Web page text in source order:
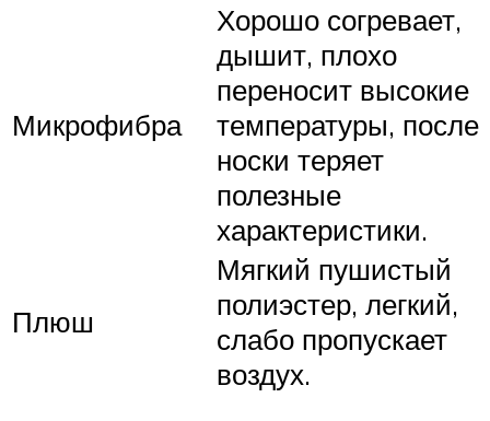
Микрофибра
Хорошо согревает,
дышит, плохо
переносит высокие
температуры, после
носки теряет
полезные
характеристики.
Плюш
Мягкий пушистый
полиэстер, легкий,
слабо пропускает
воздух.